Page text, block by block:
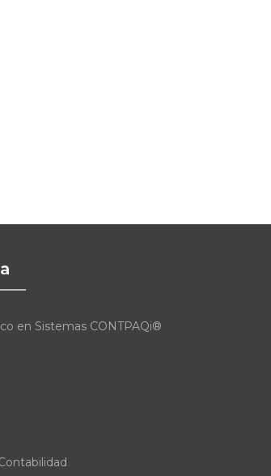
en Sistemas CONTPAQi®